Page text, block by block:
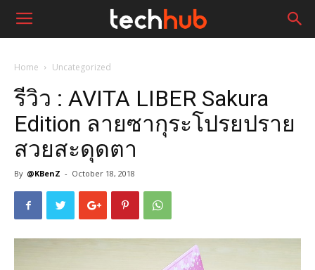
Home Uncategorized
รีวิว : AVITA LIBER Sakura
Edition ลายซากุระโปรยปราย
สวยสะดุดตา
By @KBenZ - October 18, 2018